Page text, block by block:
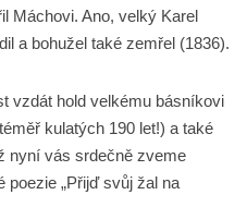
Máchovi. Ano, velký Karel
a bohužel také zemřel (1836).
vzdát hold velkému básníkovi
kulatých 190 let!) a také
nyní vás srdečně zveme
poezie „Přijď svůj žal na